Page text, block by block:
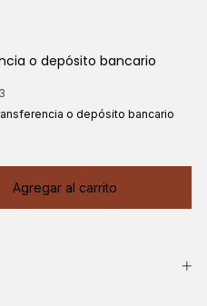
o depósito bancario
o depósito bancario